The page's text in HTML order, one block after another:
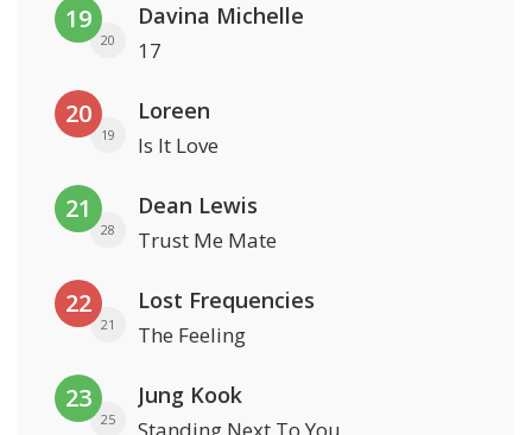
19
20
Davina Michelle
17
20
19
Loreen
Is It Love
21
28
Dean Lewis
Trust Me Mate
22
21
Lost Frequencies
The Feeling
23
25
Jung Kook